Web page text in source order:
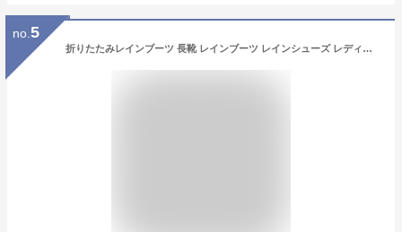
no. 5
折りたたみレインブーツ 長靴 レインブーツ レインシューズ レディース 大人 長靴 靴 防水 完全防水 パッカブルレインブーツ 収納袋付き ゲリラ豪雨 大雨 台風 オシャレ 雨靴 通園 通学 雨 台風対策 親子 お揃い 防災 災害用 キッズ 子供 emoka